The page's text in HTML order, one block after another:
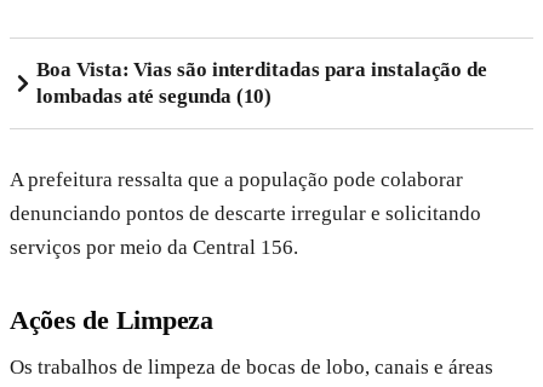
Boa Vista: Vias são interditadas para instalação de
lombadas até segunda (10)
A prefeitura ressalta que a população pode colaborar
denunciando pontos de descarte irregular e solicitando
serviços por meio da Central 156.
Ações de Limpeza
Os trabalhos de limpeza de bocas de lobo, canais e áreas